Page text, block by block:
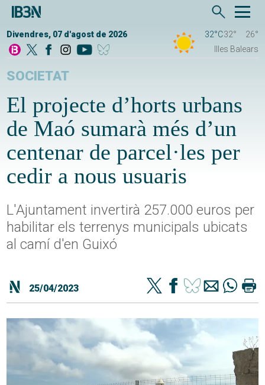
Divendres, 07 d'agost de 2026 32°C32°
26°
Illes Balears
SOCIETAT
El projecte d’horts urbans
de Maó sumarà més d’un
centenar de parcel·les per
cedir a nous usuaris
L'Ajuntament invertirà 257.000 euros per
habilitar els terrenys municipals ubicats
al camí d'en Guixó
25/04/2023